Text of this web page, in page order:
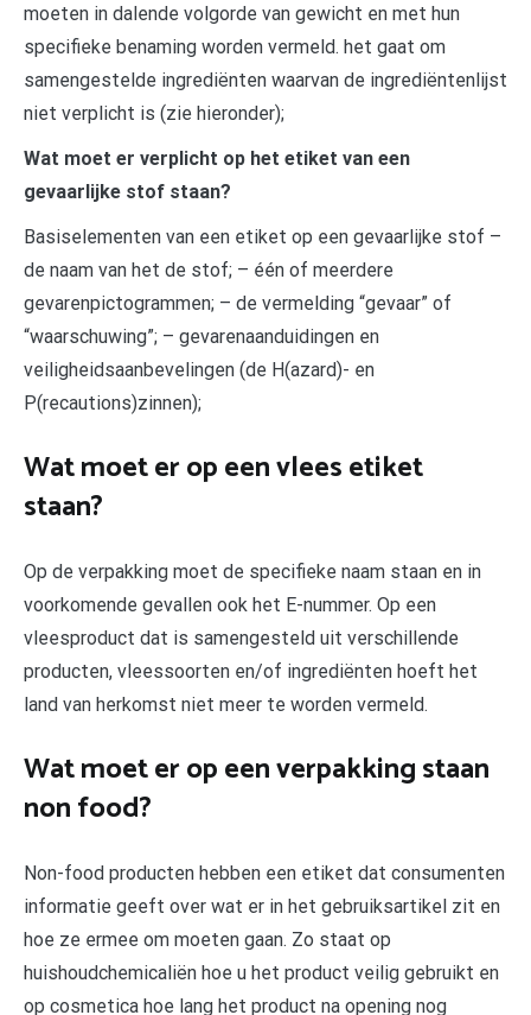
moeten in dalende volgorde van gewicht en met hun
specifieke benaming worden vermeld. het gaat om
samengestelde ingrediënten waarvan de ingrediëntenlijst
niet verplicht is (zie hieronder);
Wat moet er verplicht op het etiket van een
gevaarlijke stof staan?
Basiselementen van een etiket op een gevaarlijke stof –
de naam van het de stof; – één of meerdere
gevarenpictogrammen; – de vermelding “gevaar” of
“waarschuwing”; – gevarenaanduidingen en
veiligheidsaanbevelingen (de H(azard)- en
P(recautions)zinnen);
Wat moet er op een vlees etiket
staan?
Op de verpakking moet de specifieke naam staan en in
voorkomende gevallen ook het E-nummer. Op een
vleesproduct dat is samengesteld uit verschillende
producten, vleessoorten en/of ingrediënten hoeft het
land van herkomst niet meer te worden vermeld.
Wat moet er op een verpakking staan
non food?
Non-food producten hebben een etiket dat consumenten
informatie geeft over wat er in het gebruiksartikel zit en
hoe ze ermee om moeten gaan. Zo staat op
huishoudchemicaliën hoe u het product veilig gebruikt en
op cosmetica hoe lang het product na opening nog